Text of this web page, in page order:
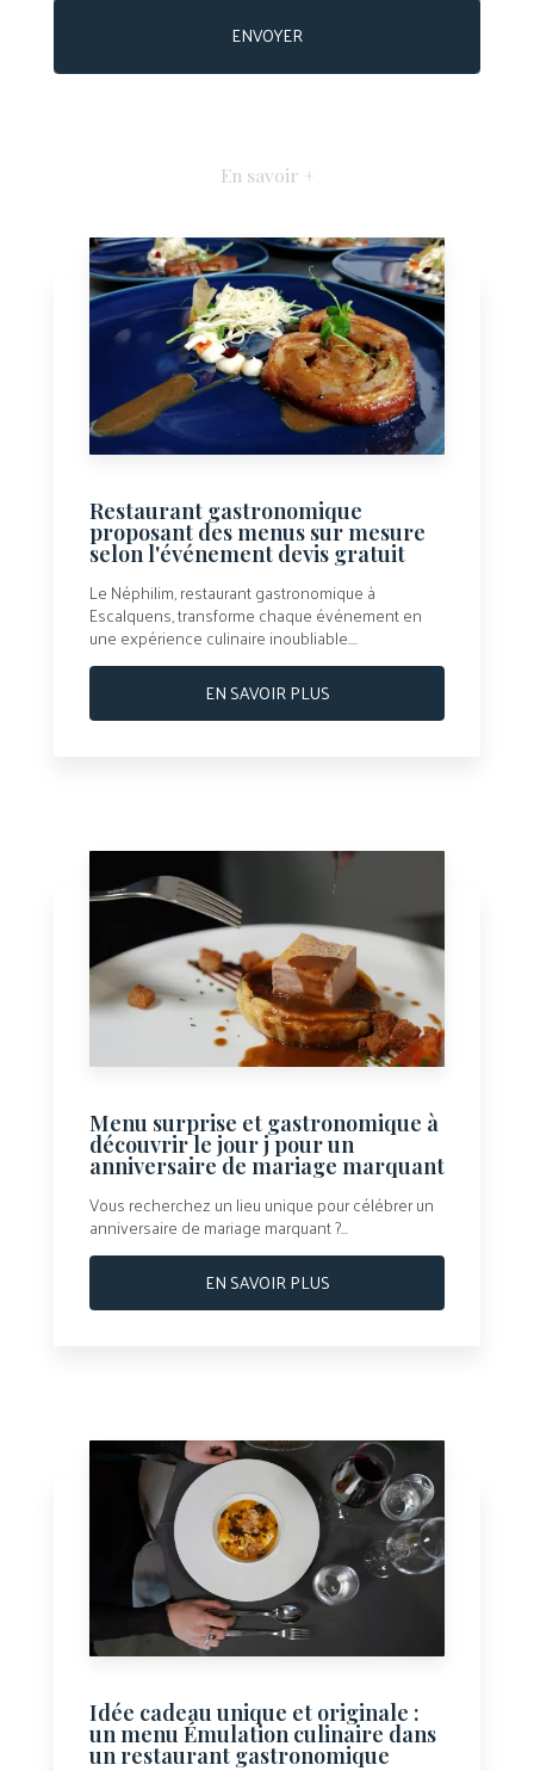
En savoir +
Restaurant gastronomique
proposant des menus sur mesure
selon l'événement devis gratuit
Le Néphilim, restaurant gastronomique à
Escalquens, transforme chaque événement en
une expérience culinaire inoubliable....
EN SAVOIR PLUS
Menu surprise et gastronomique à
découvrir le jour j pour un
anniversaire de mariage marquant
Vous recherchez un lieu unique pour célébrer un
anniversaire de mariage marquant ?...
EN SAVOIR PLUS
Idée cadeau unique et originale :
un menu Émulation culinaire dans
un restaurant gastronomique